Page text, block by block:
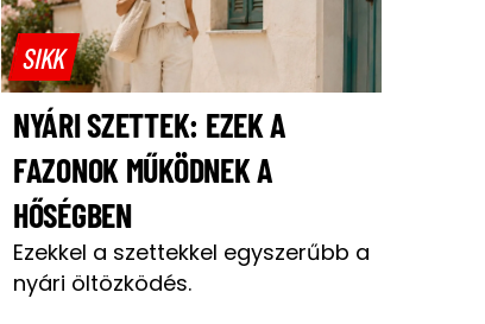
SIKK
NYÁRI SZETTEK: EZEK A
FAZONOK MŰKÖDNEK A
HŐSÉGBEN
Ezekkel a szettekkel egyszerűbb a
nyári öltözködés.